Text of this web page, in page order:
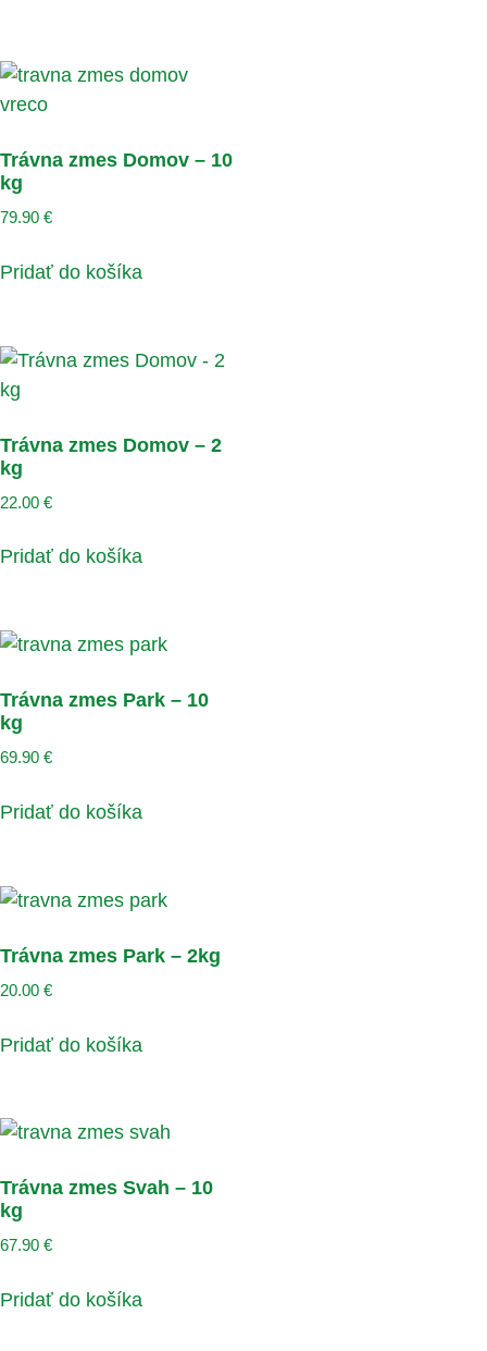
Trávna zmes Domov – 10
kg
79.90 €
Pridať do košíka
Trávna zmes Domov – 2
kg
22.00 €
Pridať do košíka
Trávna zmes Park – 10
kg
69.90 €
Pridať do košíka
Trávna zmes Park – 2kg
20.00 €
Pridať do košíka
Trávna zmes Svah – 10
kg
67.90 €
Pridať do košíka